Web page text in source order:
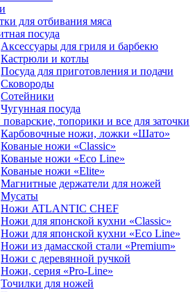
для отбивания мяса
посуда
Аксессуары для гриля и барбекю
Кастрюли и котлы
Посуда для приготовления и подачи
Сковороды
Сотейники
Чугунная посуда
топорики и все для заточки
Карбовочные ножи, ложки «Шато»
Кованые ножи «Classic»
Кованые ножи «Eco Line»
Кованые ножи «Elite»
Магнитные держатели для ножей
Мусаты
Ножи ATLANTIC CHEF
Ножи для японской кухни «Classic»
Ножи для японской кухни «Eco Line»
Ножи из дамасской стали «Premium»
Ножи с деревянной ручкой
Ножи, серия «Pro-Line»
Точилки для ножей